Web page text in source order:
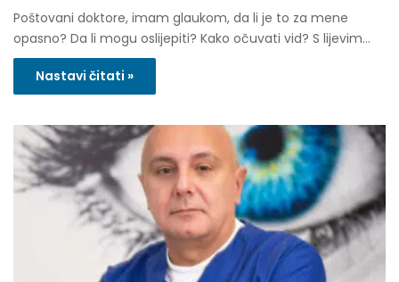
Poštovani doktore, imam glaukom, da li je to za mene
opasno? Da li mogu oslijepiti? Kako očuvati vid? S lijevim…
Nastavi čitati »